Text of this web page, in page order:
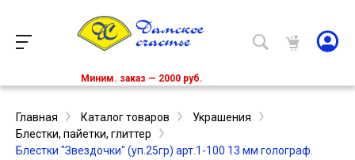
Миним. заказ — 2000 руб.
Главная Каталог товаров
Украшения
Блестки, пайетки, глиттер
Блестки "Звездочки" (уп.25гр) арт.1-100 13 мм голограф.